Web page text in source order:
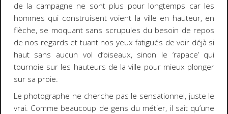
de la campagne ne sont plus pour longtemps car les
hommes qui construisent voient la ville en hauteur, en
flèche, se moquant sans scrupules du besoin de repos
de nos regards et tuant nos yeux fatigués de voir déjà si
haut sans aucun vol d’oiseaux, sinon le ‘rapace’ qui
tournoie sur les hauteurs de la ville pour mieux plonger
sur sa proie.
Le photographe ne cherche pas le sensationnel, juste le
vrai. Comme beaucoup de gens du métier, il sait qu’une